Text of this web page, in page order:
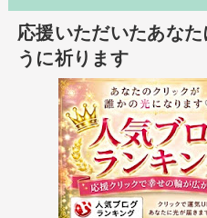
応援いただいたあな
うに祈ります